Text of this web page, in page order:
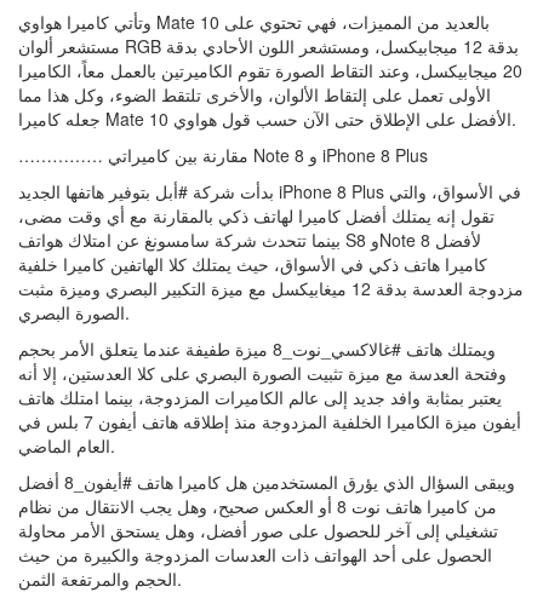
وتأتي كاميرا هواوي Mate 10 بالعديد من المميزات، فهي تحتوي على
مستشعر ألوان RGB بدقة 12 ميجابيكسل، ومستشعر اللون الأحادي بدقة
20 ميجابيكسل، وعند التقاط الصورة تقوم الكاميرتين بالعمل معاً، الكاميرا
الأولى تعمل على إلتقاط الألوان، والأخرى تلتقط الضوء، وكل هذا مما
جعله كاميرا Mate 10 الأفضل على الإطلاق حتى الآن حسب قول هواوي.
…………… مقارنة بين كاميراتي Note 8 و iPhone 8 Plus
بدأت شركة #أبل بتوفير هاتفها الجديد iPhone 8 Plus في الأسواق، والتي
تقول إنه يمتلك أفضل كاميرا لهاتف ذكي بالمقارنة مع أي وقت مضى،
بينما تتحدث شركة سامسونغ عن امتلاك هواتف S8 وNote 8 لأفضل
كاميرا هاتف ذكي في الأسواق، حيث يمتلك كلا الهاتفين كاميرا خلفية
مزدوجة العدسة بدقة 12 ميغابيكسل مع ميزة التكبير البصري وميزة مثبت
الصورة البصري.
ويمتلك هاتف #غالاكسي_نوت_8 ميزة طفيفة عندما يتعلق الأمر بحجم
وفتحة العدسة مع ميزة تثبيت الصورة البصري على كلا العدستين، إلا أنه
يعتبر بمثابة وافد جديد إلى عالم الكاميرات المزدوجة، بينما امتلك هاتف
أيفون ميزة الكاميرا الخلفية المزدوجة منذ إطلاقه هاتف أيفون 7 بلس في
العام الماضي.
ويبقى السؤال الذي يؤرق المستخدمين هل كاميرا هاتف #أيفون_8 أفضل
من كاميرا هاتف نوت 8 أو العكس صحيح، وهل يجب الانتقال من نظام
تشغيلي إلى آخر للحصول على صور أفضل، وهل يستحق الأمر محاولة
الحصول على أحد الهواتف ذات العدسات المزدوجة والكبيرة من حيث
الحجم والمرتفعة الثمن.